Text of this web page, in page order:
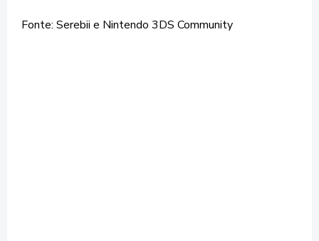
Fonte: Serebii e Nintendo 3DS Community